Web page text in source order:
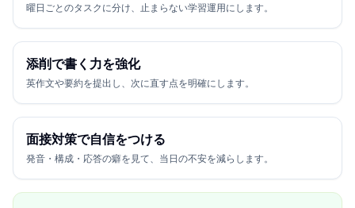
曜日ごとのタスクに分け、止まらない学習運用にします。
添削で書く力を強化
英作文や要約を提出し、次に直す点を明確にします。
面接対策で自信をつける
発音・構成・応答の癖を見て、当日の不安を減らします。